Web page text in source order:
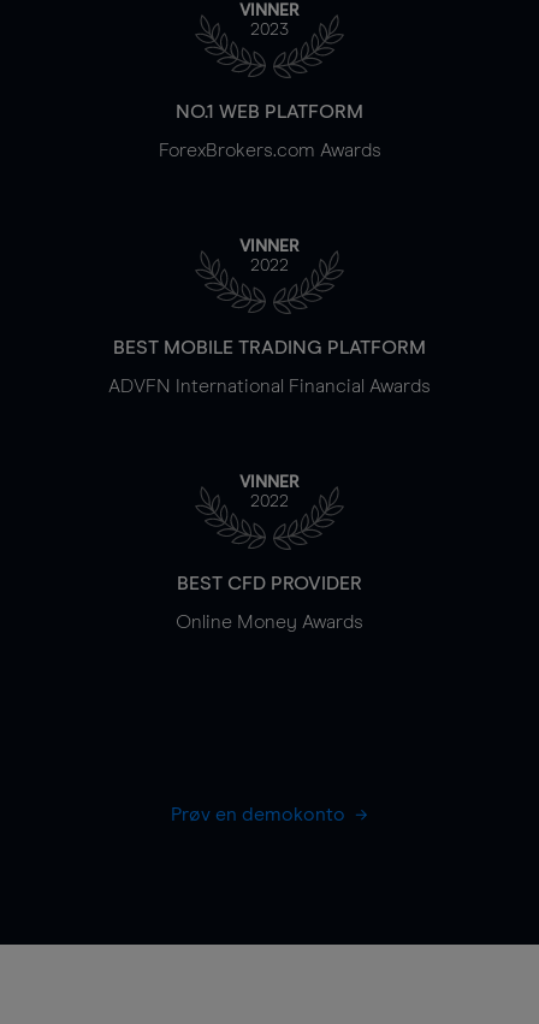
VINNER
2023
NO.1 WEB PLATFORM
ForexBrokers.com Awards
VINNER
2022
BEST MOBILE TRADING PLATFORM
ADVFN International Financial Awards
VINNER
2022
BEST CFD PROVIDER
Online Money Awards
Prøv en demokonto